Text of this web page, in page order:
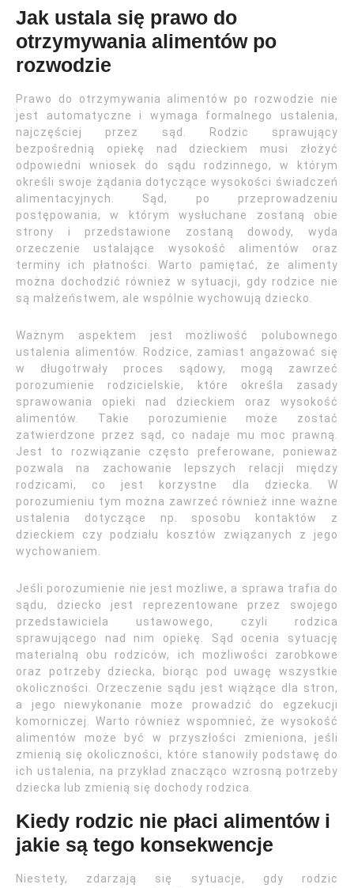
Jak ustala się prawo do
otrzymywania alimentów po
rozwodzie
Prawo do otrzymywania alimentów po rozwodzie nie
jest automatyczne i wymaga formalnego ustalenia,
najczęściej przez sąd. Rodzic sprawujący
bezpośrednią opiekę nad dzieckiem musi złożyć
odpowiedni wniosek do sądu rodzinnego, w którym
określi swoje żądania dotyczące wysokości świadczeń
alimentacyjnych. Sąd, po przeprowadzeniu
postępowania, w którym wysłuchane zostaną obie
strony i przedstawione zostaną dowody, wyda
orzeczenie ustalające wysokość alimentów oraz
terminy ich płatności. Warto pamiętać, że alimenty
można dochodzić również w sytuacji, gdy rodzice nie
są małżeństwem, ale wspólnie wychowują dziecko.
Ważnym aspektem jest możliwość polubownego
ustalenia alimentów. Rodzice, zamiast angażować się
w długotrwały proces sądowy, mogą zawrzeć
porozumienie rodzicielskie, które określa zasady
sprawowania opieki nad dzieckiem oraz wysokość
alimentów. Takie porozumienie może zostać
zatwierdzone przez sąd, co nadaje mu moc prawną.
Jest to rozwiązanie często preferowane, ponieważ
pozwala na zachowanie lepszych relacji między
rodzicami, co jest korzystne dla dziecka. W
porozumieniu tym można zawrzeć również inne ważne
ustalenia dotyczące np. sposobu kontaktów z
dzieckiem czy podziału kosztów związanych z jego
wychowaniem.
Jeśli porozumienie nie jest możliwe, a sprawa trafia do
sądu, dziecko jest reprezentowane przez swojego
przedstawiciela ustawowego, czyli rodzica
sprawującego nad nim opiekę. Sąd ocenia sytuację
materialną obu rodziców, ich możliwości zarobkowe
oraz potrzeby dziecka, biorąc pod uwagę wszystkie
okoliczności. Orzeczenie sądu jest wiążące dla stron,
a jego niewykonanie może prowadzić do egzekucji
komorniczej. Warto również wspomnieć, że wysokość
alimentów może być w przyszłości zmieniona, jeśli
zmienią się okoliczności, które stanowiły podstawę do
ich ustalenia, na przykład znacząco wzrosną potrzeby
dziecka lub zmienią się dochody rodzica.
Kiedy rodzic nie płaci alimentów i
jakie są tego konsekwencje
Niestety, zdarzają się sytuacje, gdy rodzic